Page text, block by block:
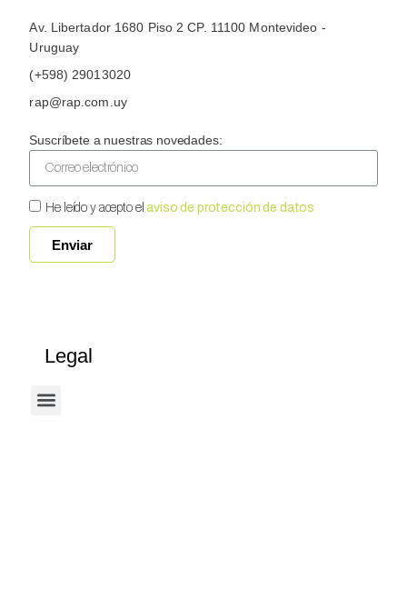
Av. Libertador 1680 Piso 2 CP. 11100 Montevideo -
Uruguay
(+598) 29013020
rap@rap.com.uy
Suscríbete a nuestras novedades:
He leído y acepto elaviso de protección de datos
Enviar
Legal